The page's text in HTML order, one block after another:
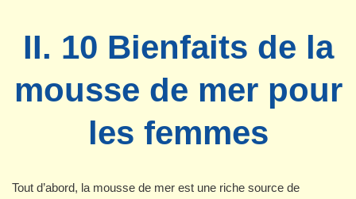
II. 10 Bienfaits de la
mousse de mer pour
les femmes
Tout d’abord, la mousse de mer est une riche source de